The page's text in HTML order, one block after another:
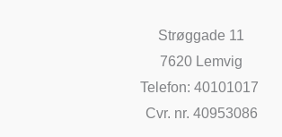
Strøggade 11
7620 Lemvig
Telefon: 40101017
Cvr. nr. 40953086